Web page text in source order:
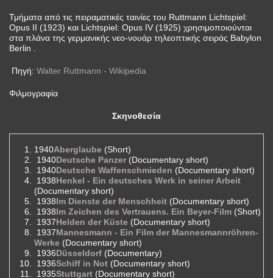
Τμήματα από τις πειραματικές ταινίες του Ruttmann Lichtspiel:
Opus II (1923) και Lichtspiel: Opus IV (1925) χρησιμοποιούνται
στα πλάνα της γερμανικής νεο-νουάρ τηλεοπτικής σειράς Babylon
Berlin .
Πηγή: Walter Ruttmann - Wikipedia
Φιλμογραφία
Σκηνοθεσία
1940Aberglaube (Short)
1940Deutsche Panzer (Documentary short)
1940Deutsche Waffenschmieden (Documentary short)
1938Henkel - Ein deutsches Werk in seiner Arbeit
(Documentary short)
1938Im Dienste der Menschheit (Documentary short)
1938Im Zeichen des Vertrauens. Ein Beyer-Film (Short)
1937Helden der Küste (Documentary short)
1937Mannesmann - Ein Film der Mannesmannröhren-
Werke (Documentary short)
1936Düsseldorf (Documentary)
1936Schiff in Not (Documentary short)
1935Stuttgart (Documentary short)